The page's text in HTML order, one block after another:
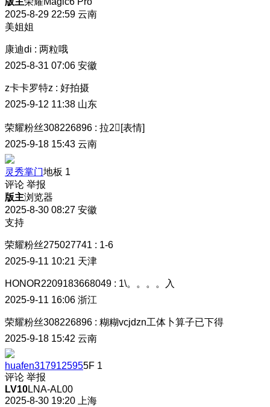
2025-8-29 22:59 云南
美姐姐
康迪di : 两粒哦
2025-8-31 07:06 安徽
z卡卡罗特z : 好拍摄
2025-9-12 11:38 山东
荣耀粉丝308226896 : 拉2⃣️[表情]
2025-9-18 15:43 云南
灵秀掌门地板 1
评论 举报
版主浏览器
2025-8-30 08:27 安徽
支持
荣耀粉丝275027741 : 1-6
2025-9-11 10:21 天津
HONOR2209183668049 : 1\。。。。入
2025-9-11 16:06 浙江
荣耀粉丝308226896 : 糊糊vcjdzn工体卜算子已下得
2025-9-18 15:42 云南
huafen3179125955F 1
评论 举报
LV10LNA-AL00
2025-8-30 19:20
上海